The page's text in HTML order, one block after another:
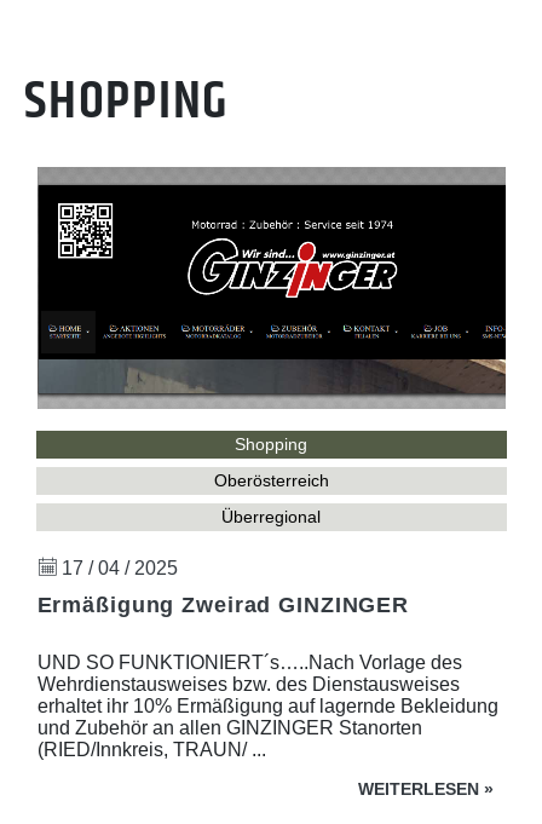
SHOPPING
Shopping
Oberösterreich
Überregional
17 / 04 / 2025
Ermäßigung Zweirad GINZINGER
UND SO FUNKTIONIERT´s…..Nach Vorlage des
Wehrdienstausweises bzw. des Dienstausweises
erhaltet ihr 10% Ermäßigung auf lagernde Bekleidung
und Zubehör an allen GINZINGER Stanorten
(RIED/Innkreis, TRAUN/ ...
WEITERLESEN »